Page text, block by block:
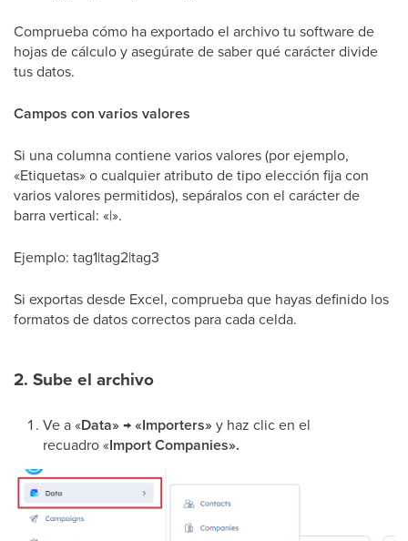
Comprueba cómo ha exportado el archivo tu software de
hojas de cálculo y asegúrate de saber qué carácter divide
tus datos.
Campos con varios valores
Si una columna contiene varios valores (por ejemplo,
«Etiquetas» o cualquier atributo de tipo elección fija con
varios valores permitidos), sepáralos con el carácter de
barra vertical: «|».
Ejemplo: tag1|tag2|tag3
Si exportas desde Excel, comprueba que hayas definido los
formatos de datos correctos para cada celda.
2. Sube el archivo
Ve a «Data» → «Importers» y haz clic en el
recuadro «ImportCompanies».